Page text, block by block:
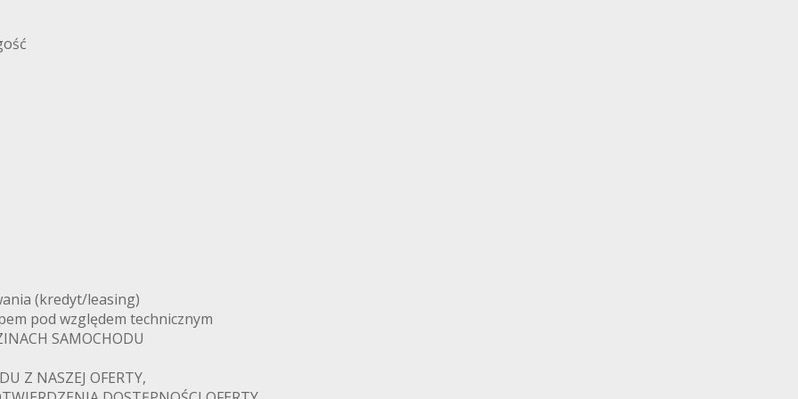
(kredyt/leasing)
pod względem technicznym
SAMOCHODU
Z NASZEJ OFERTY,